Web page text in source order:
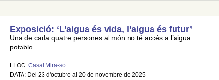
Exposició: ‘L’aigua és vida, l’aigua és futur’
Una de cada quatre persones al món no té accés a l’aigua
potable.
LLOC: Casal Mira-sol
DATA: Del 23 d'octubre al 20 de novembre de 2025